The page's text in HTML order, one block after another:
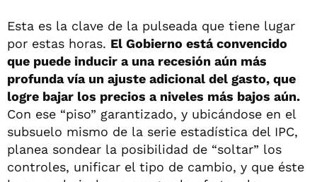
Esta es la clave de la pulseada que tiene lugar
por estas horas. El Gobierno está convencido
que puede inducir a una recesión aún más
profunda vía un ajuste adicional del gasto, que
logre bajar los precios a niveles más bajos aún.
Con ese “piso” garantizado, y ubicándose en el
subsuelo mismo de la serie estadística del IPC,
planea sondear la posibilidad de “soltar” los
controles, unificar el tipo de cambio, y que éste